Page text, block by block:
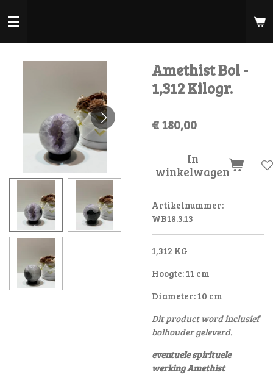
direct
Amethist Bol -
1,312 Kilogr.
€ 180,00
In
winkelwagen
Artikelnummer:
WB18.3.13
1,312 KG
Hoogte: 11 cm
Diameter: 10 cm
Dit product word inclusief
bolhouder geleverd.
eventuele spirituele
werking Amethist